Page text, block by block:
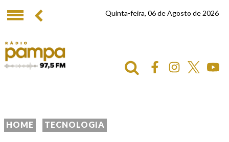
Quinta-feira, 06 de Agosto de 2026
HOME TECNOLOGIA